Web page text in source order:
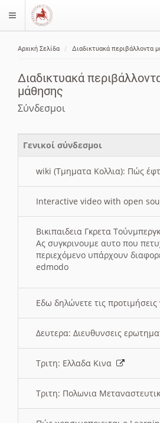
$langMenu
Αρχική Σελίδα Διαδικτυακά περιβάλλοντα
Διαδικτυακά
μάθησης
Σύνδεσμοι
Γενικοί σύνδεσμοι
wiki (Τμηματα Κολλια): Πώς
Interactive video with open
Βικιπαιδεια Γκρετα Τούνμπεργκ
Ας συγκρινουμε αυτο που
περιεχόμενο υπάρχουν
edmodo
Εδω δηλώνετε τις προτιμήσεις
Δευτερα: Διευθυνσεις
Τριτη: Ελλαδα Κινα
Τριτη: Πολωνια